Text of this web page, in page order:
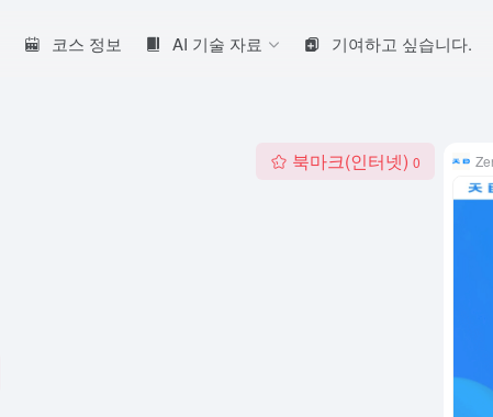
코스 정보 AI 기술 자료 기여하고 싶습니다.
북마크(인터넷) 0